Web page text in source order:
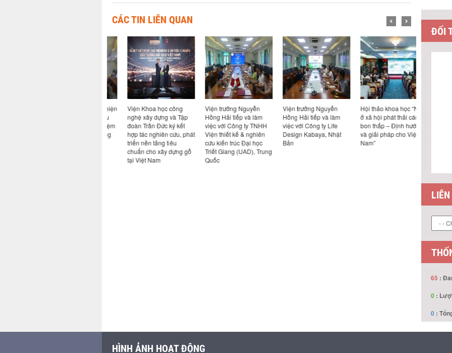
CÁC TIN LIÊN QUAN
Viện Khoa học công
nghệ xây dựng và Tập
đoàn Trần Đức ký kết
hợp tác nghiên cứu, phát
triển nền tảng tiêu
chuẩn cho xây dựng gỗ
tại Việt Nam
Viện trưởng Nguyễn
Hồng Hải tiếp và làm
việc với Công ty TNHH
Viện thiết kế & nghiên
cứu kiến trúc Đại học
Triết Giang (UAD), Trung
Viện trưởng Nguyễn
Hồng Hải tiếp và làm
việc với Công ty Life
Design Kabaya, Nhật
Hội thảo khoa học “Nhà
ở xã hội phát thải các-
bon thấp – Định hướng
và giải pháp cho Việt
Viện
Hồng
việc với
ĐỐI
65 :
0 :
0 :
HÌNH ẢNH HOẠT ĐỘNG